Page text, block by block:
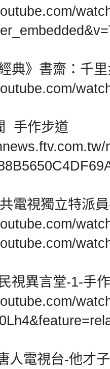
經典》書齋：千
手作步道
5650C4DF
電視獨立特派員
民視異言堂-1-手
人電視台-他才